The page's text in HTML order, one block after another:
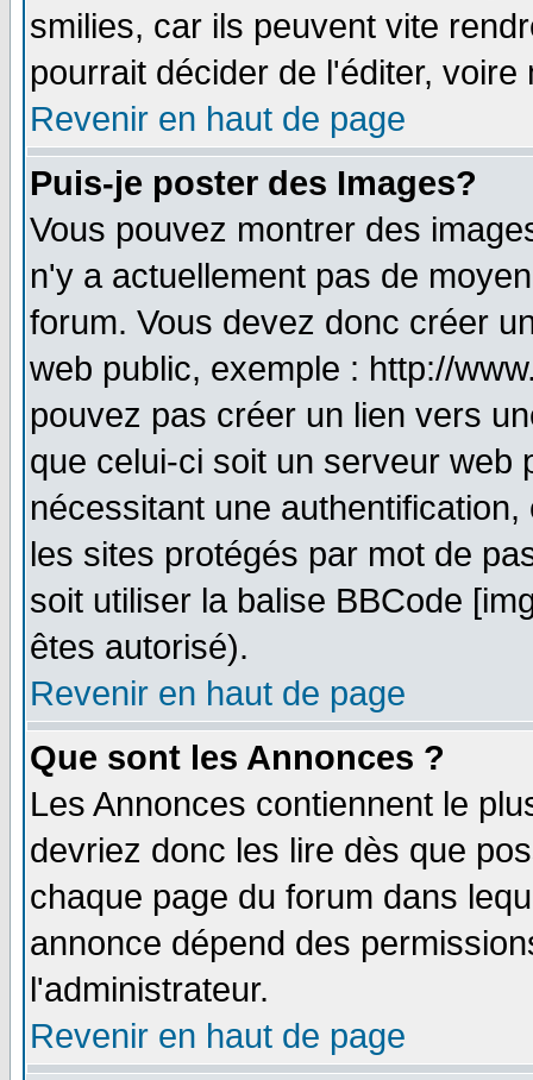
smilies, car ils peuvent vite
pourrait décider de l'éditer,
Revenir en haut de page
Puis-je poster des Images?
Vous pouvez montrer des
n'y a actuellement pas de
forum. Vous devez donc créer
web public, exemple : http://
pouvez pas créer un lien vers
que celui-ci soit un serveur web
nécessitant une
les sites protégés par mot de
soit utiliser la balise BBCode
êtes autorisé).
Revenir en haut de page
Que sont les Annonces ?
Les Annonces contiennent le
devriez donc les lire dès que
chaque page du forum dans
annonce dépend des
l'administrateur.
Revenir en haut de page